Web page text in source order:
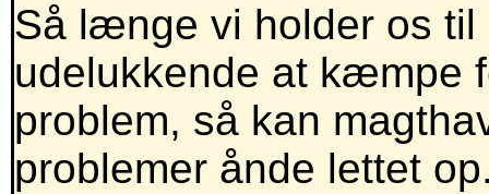
Så længe vi holder os til
udelukkende at kæmpe
problem, så kan
problemer ånde lettet